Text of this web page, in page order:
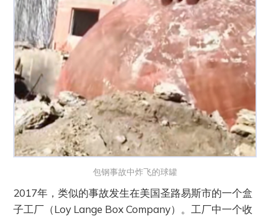
包钢事故中炸飞的球罐
2017年，类似的事故发生在美国圣路易斯市的一个盒
子工厂（Loy Lange Box Company）。工厂中一个收